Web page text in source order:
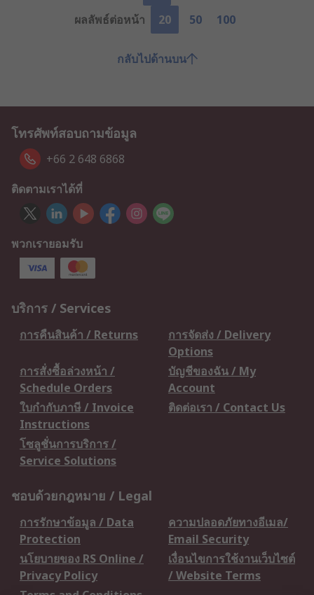
ผลลัพธ์ต่อหน้า
20 50 100
กลับไปด้านบน
โทรศัพท์สอบถามข้อมูล
+66 2 648 6868
ติดตามเราได้ที่
พวกเรายอมรับ
บริการ / Services
การคืนสินค้า / Returns
การจัดส่ง / Delivery
Options
การสั่งซื้อล่วงหน้า /
Schedule Orders
บัญชีของฉัน / My
Account
ใบกำกับภาษี / Invoice
Instructions
ติดต่อเรา / Contact Us
โซลูชั่นการบริการ /
Service Solutions
ชอบด้วยกฎหมาย / Legal
การรักษาข้อมูล / Data
Protection
ความปลอดภัยทางอีเมล/
Email Security
นโยบายของ RS Online /
Privacy Policy
เงื่อนไขการใช้งานเว็บไซต์
/ Website Terms